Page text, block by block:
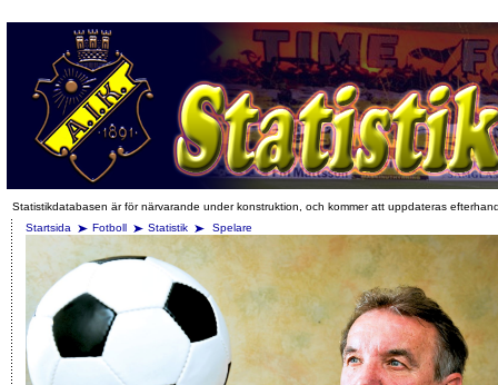
Statistikdatabasen är för närvarande under konstruktion, och kommer att uppdateras
Startsida
Fotboll Statistik Spelare